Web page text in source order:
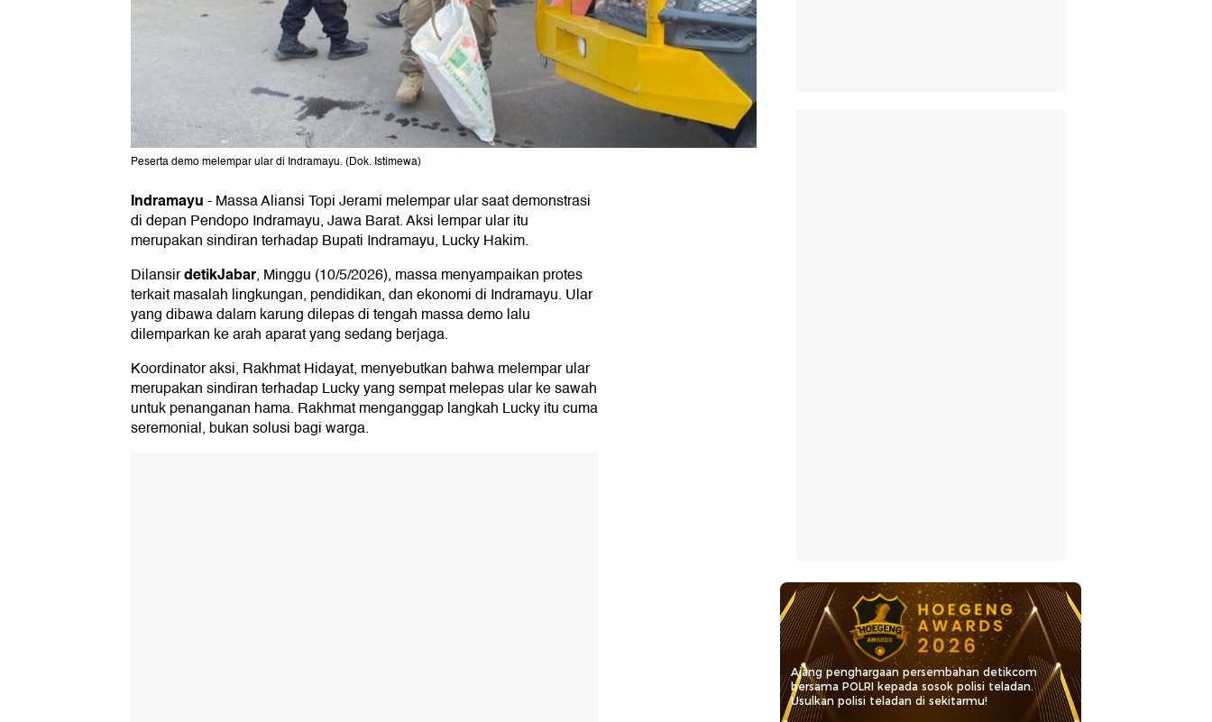
Peserta demo melempar ular di Indramayu. (Dok. Istimewa)
Indramayu-Massa Aliansi Topi Jerami melempar ular saat demonstrasi
di depan Pendopo Indramayu, Jawa Barat. Aksi lempar ular itu
merupakan sindiran terhadap Bupati Indramayu, Lucky Hakim.
DilansirdetikJabar, Minggu (10/5/2026), massa menyampaikan protes
terkait masalah lingkungan, pendidikan, dan ekonomi di Indramayu. Ular
yang dibawa dalam karung dilepas di tengah massa demo lalu
dilemparkan ke arah aparat yang sedang berjaga.
Koordinator aksi, Rakhmat Hidayat, menyebutkan bahwa melempar ular
merupakan sindiran terhadap Lucky yang sempat melepas ular ke sawah
untuk penanganan hama. Rakhmat menganggap langkah Lucky itu cuma
seremonial, bukan solusi bagi warga.
Ajang penghargaan persembahan detikcom
bersama POLRI kepada sosok polisi teladan.
Usulkan polisi teladan di sekitarmu!